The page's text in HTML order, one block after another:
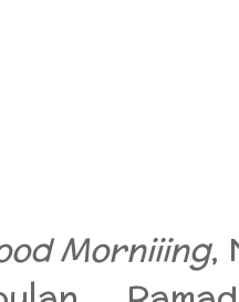
Morniiing,